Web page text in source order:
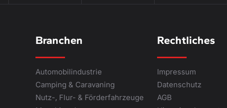
Branchen
Automobilindustrie
Camping & Caravaning
Nutz-, Flur- & Förderfahrzeuge
Rechtliches
Impressum
Datenschutz
AGB